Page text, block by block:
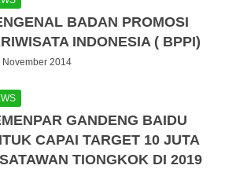
BADAN PROMOSI
INDONESIA ( BPPI)
November 2014
GANDENG BAIDU
CAPAI TARGET 10 JUTA
TIONGKOK DI 2019